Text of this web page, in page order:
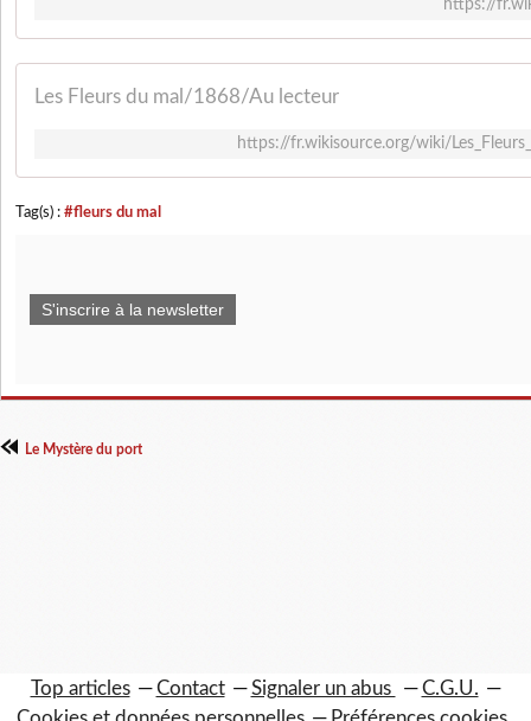
https://
Les Fleurs du mal/1868/Au lecteur
https://fr.wikisource.org/wiki/
Tag(s) : #fleurs du mal
S'inscrire à la newsletter
Le Mystère du port
Top articles Contact Signaler un abus
C.G.U.